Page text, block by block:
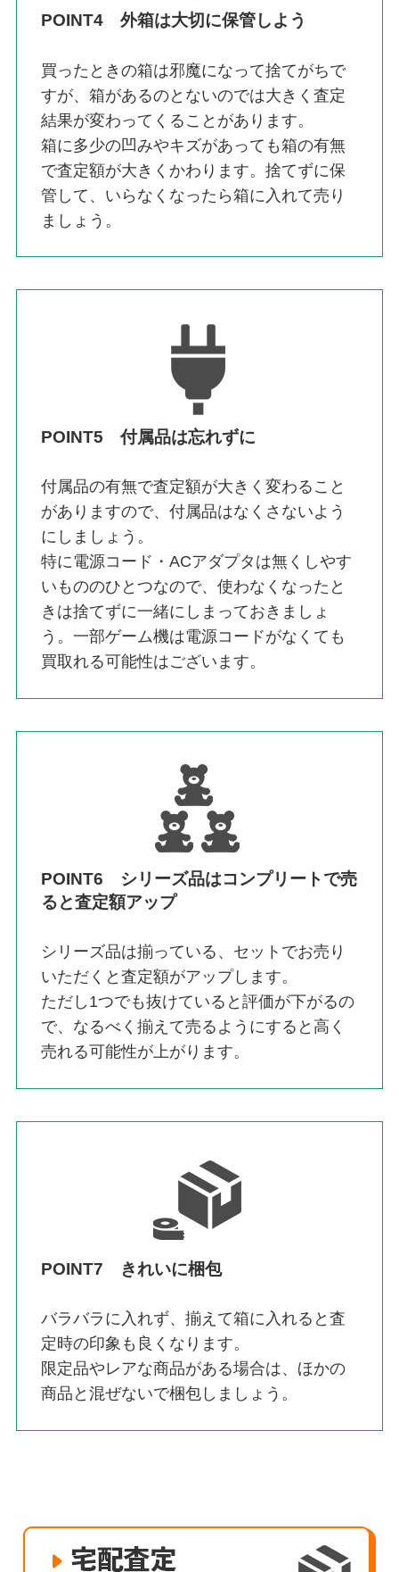
POINT4 外箱は大切に保管しよう
買ったときの箱は邪魔になって捨てがちで
すが、箱があるのとないのでは大きく査定
結果が変わってくることがあります。
箱に多少の凹みやキズがあっても箱の有無
で査定額が大きくかわります。捨てずに保
管して、いらなくなったら箱に入れて売り
ましょう。
POINT5 付属品は忘れずに
付属品の有無で査定額が大きく変わること
がありますので、付属品はなくさないよう
にしましょう。
特に電源コード・ACアダプタは無くしやす
いもののひとつなので、使わなくなったと
きは捨てずに一緒にしまっておきましょ
う。一部ゲーム機は電源コードがなくても
買取れる可能性はございます。
POINT6 シリーズ品はコンプリートで売
ると査定額アップ
シリーズ品は揃っている、セットでお売り
いただくと査定額がアップします。
ただし1つでも抜けていると評価が下がるの
で、なるべく揃えて売るようにすると高く
売れる可能性が上がります。
POINT7 きれいに梱包
バラバラに入れず、揃えて箱に入れると査
定時の印象も良くなります。
限定品やレアな商品がある場合は、ほかの
商品と混ぜないで梱包しましょう。